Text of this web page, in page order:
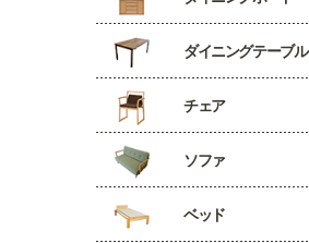
ダイニングテーブル
チェア
ソファ
ベッド